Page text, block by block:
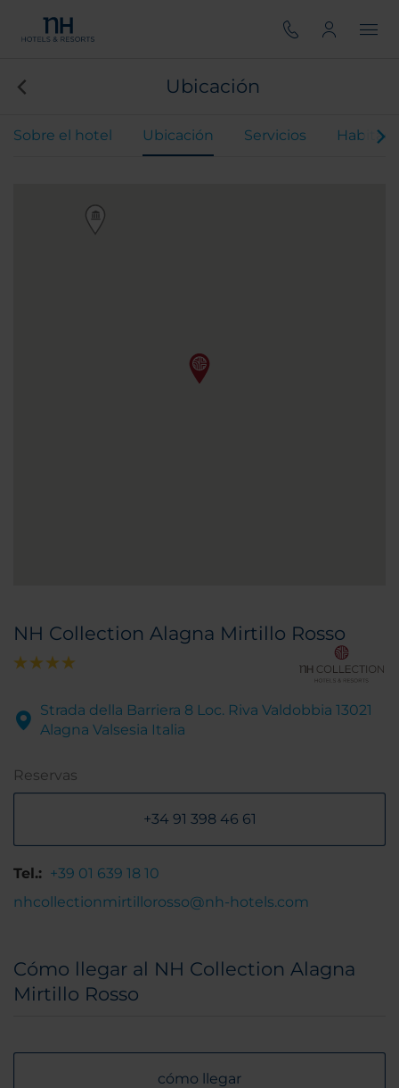
Ubicación
Sobre el hotel Ubicación Servicios
NH Collection Alagna Mirtillo Rosso
Strada della Barriera 8 Loc. Riva Valdobbia 13021
Alagna Valsesia Italia
Reservas
+34 91 398 46 61
Tel.: +39 01 639 18 10
nhcollectionmirtillorosso@nh-hotels.com
Cómo llegar al NH Collection Alagna
Mirtillo Rosso
cómo llegar